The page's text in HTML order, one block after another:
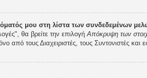
μου στη λίστα των συνδεδεμένων
θα βρείτε την επιλογή Απόκρυψη των
από τους Διαχειριστές, τους Συντονιστές